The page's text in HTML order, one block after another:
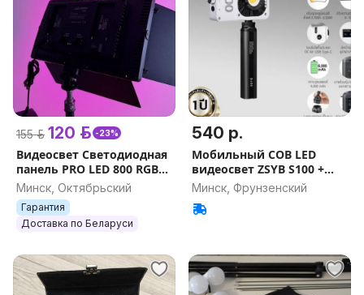
155 р. 120 р. -23%
Видеосвет Cветодиодная
панель PRO LED 800 RGB
ISA УЛУЧШЕННАЯ ВЕРСИЯ
НОВЫЙ ЦВЕТНЫЕ +
БЕЛЫЙ РЕЖИМЫ
Минск, Октябрьский
Гарантия
Доставка по Беларуси
540 р.
Мобильный COB LED
видеосвет ZSYB S100 +
аккумулято
Минск, Фрунзенский